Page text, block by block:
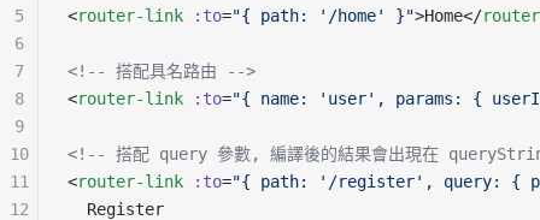
<router-link :to="{ path: '/home' }">Home</
<!-- 搭配具名路由 -->
<router-link :to="{ name: 'user', params: {
<!-- 搭配 query 參數, 編譯後的結果會出現在
<router-link :to="{ path: '/register', query: {
  Register
5
6
7
8
9
10
11
12